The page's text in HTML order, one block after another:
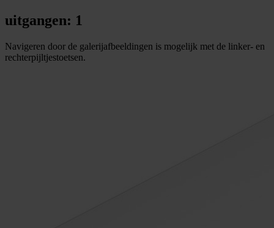
uitgangen: 1
Navigeren door de galerijafbeeldingen is mogelijk met de linker- en
rechterpijltjestoetsen.